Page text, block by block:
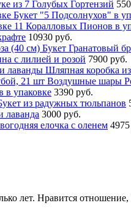
из 7 Голубых Гортензий
Букет "5 Подсолнухов" в
11 Коралловых Пионов в
10930 руб.
Букет Гранатовый
с лилией и розой 7900 руб.
Шляпная коробка
Воздушные шары
в упаковке 3390 руб.
из радужных тюльпанов
лаванда 3000 руб.
елочка с оленем
лет. Нравится